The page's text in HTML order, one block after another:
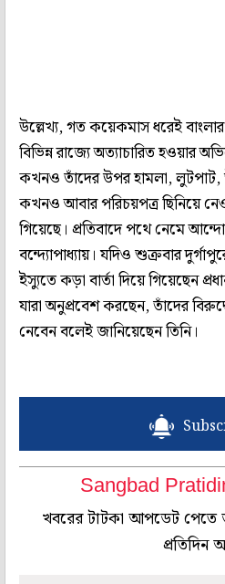
উল্লেখ্য, গত কয়েকমাস ধরেই
বিভিন্ন রাজ্যে অত্যাচারিত হওয়ার
কখনও তাঁদের উপর হামলা,
কখনও আবার পরিচয়পত্র ছিনিয়ে
গিয়েছে। প্রতিবাদে পথে নেমে
বন্দ্যোপাধ্যায়। যদিও শুক্রবার
ইস্যুতে কড়া বার্তা দিয়ে গিয়েছেন
যারা অনুপ্রবেশ করছেন, তাঁদের
নেবেন বলেই জানিয়েছেন তিনি।
Sangbad
খবরের টাটকা আপডেট
প্রতিদিন